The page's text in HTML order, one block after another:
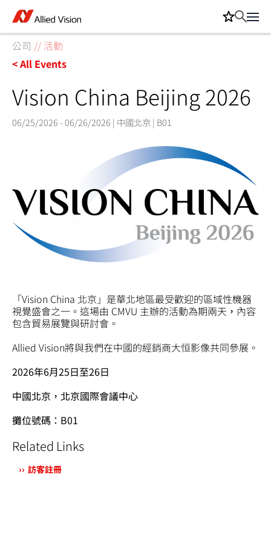
公司 // 活動
< All Events
Vision China Beijing 2026
06/25/2026 - 06/26/2026 | 中國北京 | B01
「Vision China 北京」是華北地區最受歡迎的區域性機器
視覺盛會之一。這場由 CMVU 主辦的活動為期兩天，內容
包含貿易展覽與研討會。
Allied Vision將與我們在中國的經銷商大恒影像共同參展。
2026年6月25日至26日
中國北京，北京國際會議中心
攤位號碼：B01
Related Links
訪客註冊